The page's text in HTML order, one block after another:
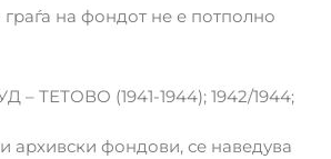
граѓа на фондот не е потполно
– ТЕТОВО (1941-1944); 1942/1944;
архивски фондови, се наведува